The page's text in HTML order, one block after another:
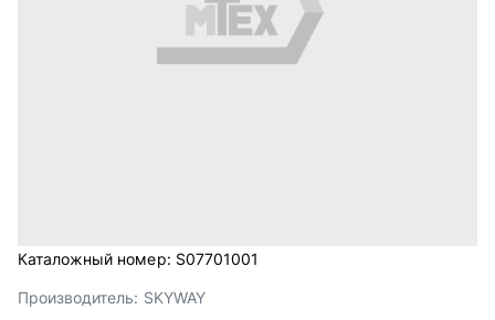
Каталожный номер: S07701001
Производитель: SKYWAY